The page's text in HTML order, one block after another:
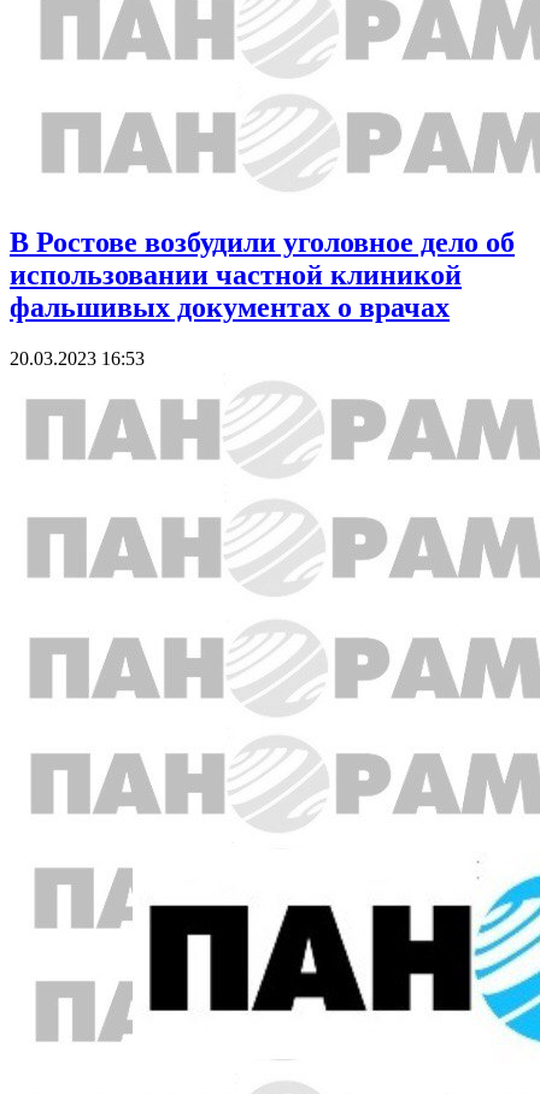
В Ростове возбудили уголовное дело об
использовании частной клиникой
фальшивых документах о врачах
20.03.2023 16:53